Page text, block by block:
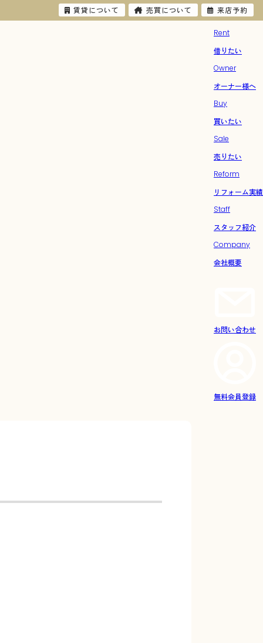
Rent
借りたい
Owner
オーナー様へ
Buy
買いたい
Sale
売りたい
Reform
リフォーム実績
Staff
スタッフ紹介
Company
会社概要
お問い合わせ
無料会員登録
賃貸について 売買について 来店予約